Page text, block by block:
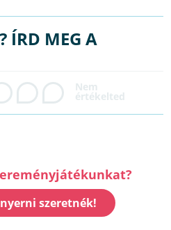
ÍRD MEG A
szeretnék!